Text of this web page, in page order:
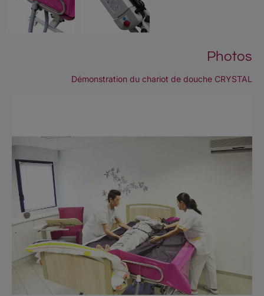
Photos
Démonstration du chariot de douche CRYSTAL